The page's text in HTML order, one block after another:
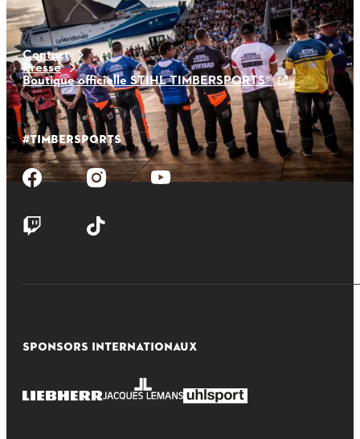
Contact
Presse
Boutique officielle STIHL TIMBERSPORTS®
#TIMBERSPORTS
SPONSORS INTERNATIONAUX